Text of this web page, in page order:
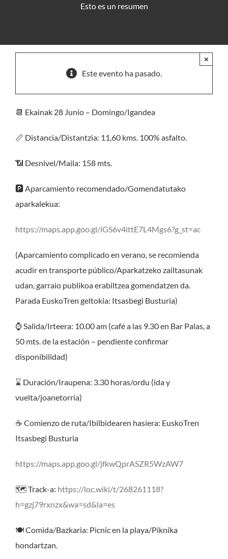
Esto es un resumen
Este evento ha pasado.
×
📆 Ekainak 28 Junio – Domingo/Igandea
📏 Distancia/Distantzia: 11,60 kms. 100% asfalto.
📶 Desnivel/Maila: 158 mts.
🅿️ Aparcamiento recomendado/Gomendatutako
aparkalekua:
https://maps.app.goo.gl/iGS6v4ittE7L4Mgs6?g_st=ac
(Aparcamiento complicado en verano, se recomienda
acudir en transporte público/Aparkatzeko zailtasunak
udan, garraio publikoa erabiltzea gomendatzen da.
Parada EuskoTren geltokia: Itsasbegi Busturia)
⌚ Salida/Irteera: 10.00 am (café a las 9.30 en Bar Palas, a
50 mts. de la estación – pendiente confirmar
disponibilidad)
⌛ Duración/Iraupena: 3.30 horas/ordu (ida y
vuelta/joanetorria)
☕ Comienzo de ruta/Ibilbidearen hasiera: EuskoTren
Itsasbegi Busturia
https://maps.app.goo.gl/jfkwQprASZR5WzAW7
🗺️ Track-a: https://loc.wiki/t/268261118?
h=gzj79rxnzx&wa=sd&la=es
🍽️ Comida/Bazkaria: Picnic en la playa/Piknika
hondartzan.